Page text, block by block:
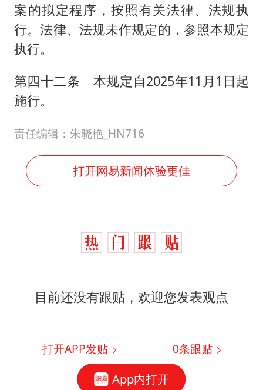
案的拟定程序，按照有关法律、法规执
行。法律、法规未作规定的，参照本规定
执行。
第四十二条 本规定自2025年11月1日起
施行。
责任编辑：朱晓艳_HN716
打开网易新闻体验更佳
目前还没有跟贴，欢迎您发表观点
打开APP发贴 0条跟贴
App内打开